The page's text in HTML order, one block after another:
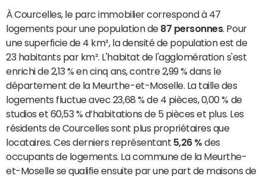
À Courcelles, le parc immobilier correspond à 47
logements pour une population de 87 personnes. Pour
une superficie de 4 km², la densité de population est de
23 habitants par km². L'habitat de l'agglomération s'est
enrichi de 2,13 % en cinq ans, contre 2,99 % dans le
département de la Meurthe-et-Moselle. La taille des
logements fluctue avec 23,68 % de 4 pièces, 0,00 % de
studios et 60,53 % d’habitations de 5 pièces et plus. Les
résidents de Courcelles sont plus propriétaires que
locataires. Ces derniers représentant 5,26 % des
occupants de logements. La commune de la Meurthe-
et-Moselle se qualifie ensuite par une part de maisons de